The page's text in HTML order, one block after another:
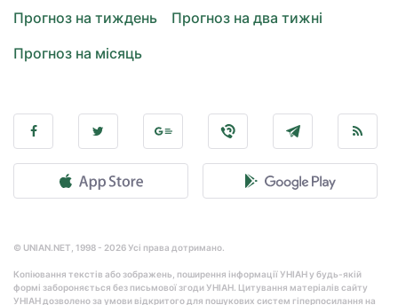
Прогноз на тиждень
Прогноз на два тижні
Прогноз на місяць
© UNIAN.NET, 1998 - 2026 Усі права дотримано.
Копіювання текстів або зображень, поширення інформації УНІАН у будь-якій
формі забороняється без письмової згоди УНІАН. Цитування матеріалів сайту
УНІАН дозволено за умови відкритого для пошукових систем гіперпосилання на